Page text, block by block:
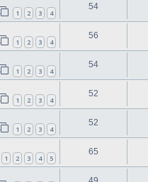
1 2 3 4
54
1 2 3 4
56
1 2 3 4
54
1 2 3 4
52
1 2 3 4
52
1 2 3 4 5
65